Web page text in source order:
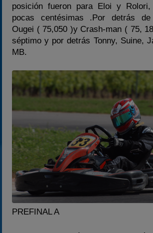
posición fueron para Eloi y Rolori,
pocas centésimas .Por detrás
Ougei ( 75,050 )y Crash-man ( 75,
séptimo y por detrás Tonny, Suine,
MB.
PREFINAL A